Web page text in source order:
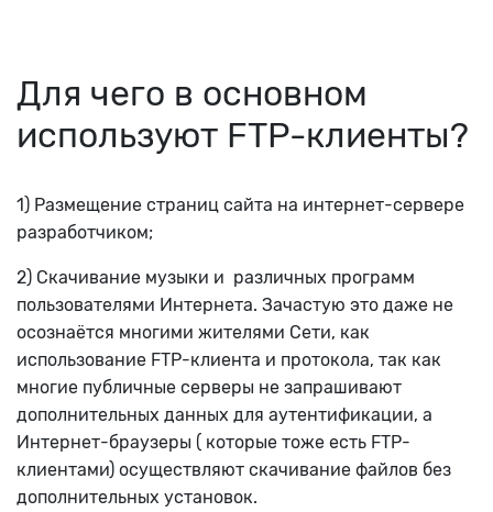
Для чего в основном
используют FTP-клиенты?
1) Размещение страниц сайта на интернет-сервере
разработчиком;
2) Скачивание музыки и различных программ
пользователями Интернета. Зачастую это даже не
осознаётся многими жителями Сети, как
использование FTP-клиента и протокола, так как
многие публичные серверы не запрашивают
дополнительных данных для аутентификации, а
Интернет-браузеры ( которые тоже есть FTP-
клиентами) осуществляют скачивание файлов без
дополнительных установок.